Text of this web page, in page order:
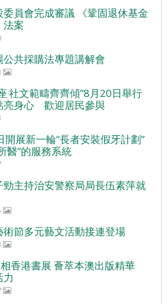
員會完成審議 《鞏固退休基金
法案
共採購法專題講解會
‧社文範疇齊齊傾”8月20日舉行
亮身心 歡迎居民參與
展新一輪“長者安裝假牙計劃”
醫”的服務系統
主持治安警察局局長伍素萍就
節多元藝文活動接連登場
相香港書展 薈萃本澳出版精華
力